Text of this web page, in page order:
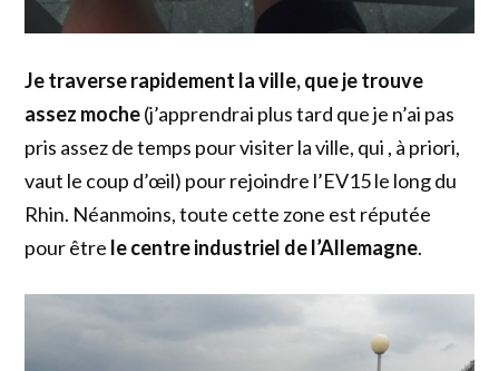
Je traverse rapidement la ville, que je trouve
assez moche(j’apprendrai plus tard que je n’ai pas
pris assez de temps pour visiter la ville, qui , à priori,
vaut le coup d’œil) pour rejoindre l’EV15 le long du
Rhin. Néanmoins, toute cette zone est réputée
pour être le centre industriel de l’Allemagne.